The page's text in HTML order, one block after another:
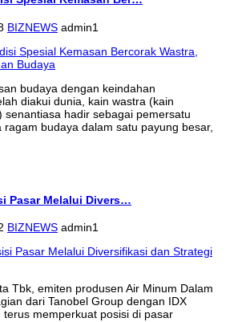
BIZNEWS admin1
budaya dengan keindahan
diakui dunia, kain wastra (kain
senantiasa hadir sebagai pemersatu
budaya dalam satu payung besar,
Pasar Melalui Divers…
BIZNEWS admin1
Tbk, emiten produsen Air Minum Dalam
dari Tanobel Group dengan IDX
terus memperkuat posisi di pasar